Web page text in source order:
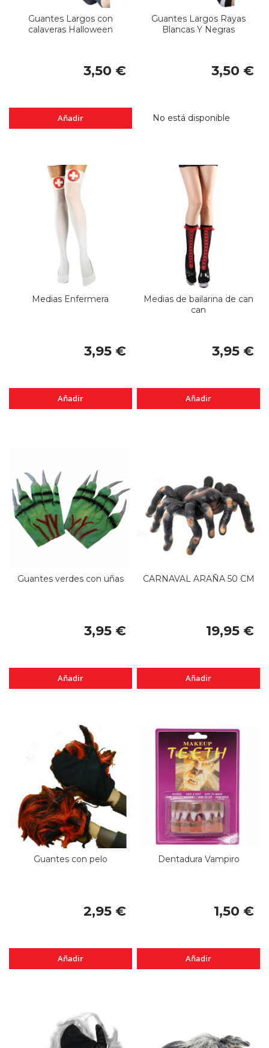
Guantes Largos con
calaveras Halloween
3,50 €
Añadir
Guantes Largos Rayas
Blancas Y Negras
3,50 €
No está disponible
Medias Enfermera
3,95 €
Añadir
Medias de bailarina de can
can
3,95 €
Añadir
Guantes verdes con uñas
3,95 €
Añadir
CARNAVAL ARAÑA 50 CM
19,95 €
Añadir
Guantes con pelo
2,95 €
Añadir
Dentadura Vampiro
1,50 €
Añadir